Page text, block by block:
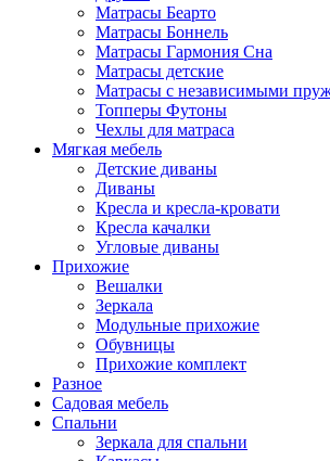
Матрасы Беарто
Матрасы Боннель
Матрасы Гармония Сна
Матрасы детские
Матрасы с независимыми
Топперы Футоны
Чехлы для матраса
Мягкая мебель
Детские диваны
Диваны
Кресла и кресла-кровати
Кресла качалки
Угловые диваны
Прихожие
Вешалки
Зеркала
Модульные прихожие
Обувницы
Прихожие комплект
Разное
Садовая мебель
Спальни
Зеркала для спальни